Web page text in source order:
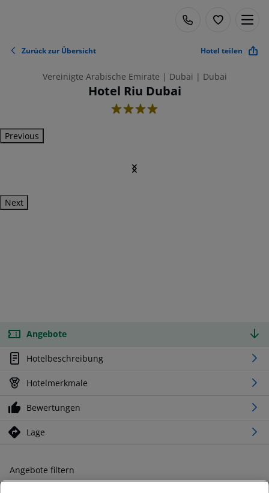
Zurück zur Übersicht Hotel teilen
Vereinigte Arabische Emirate | Dubai | Dubai
Hotel Riu Dubai
4
Previous
Next
Angebote
Hotelbeschreibung
Hotelmerkmale
Bewertungen
Lage
Angebote filtern
Ändern Sie Ihre Kriterien nach Ihren Wünschen